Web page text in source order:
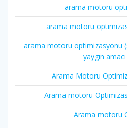
arama motoru
arama motoru
arama motoru optimizasyonu
yaygın
Arama Motoru
Arama motoru
Arama motoru